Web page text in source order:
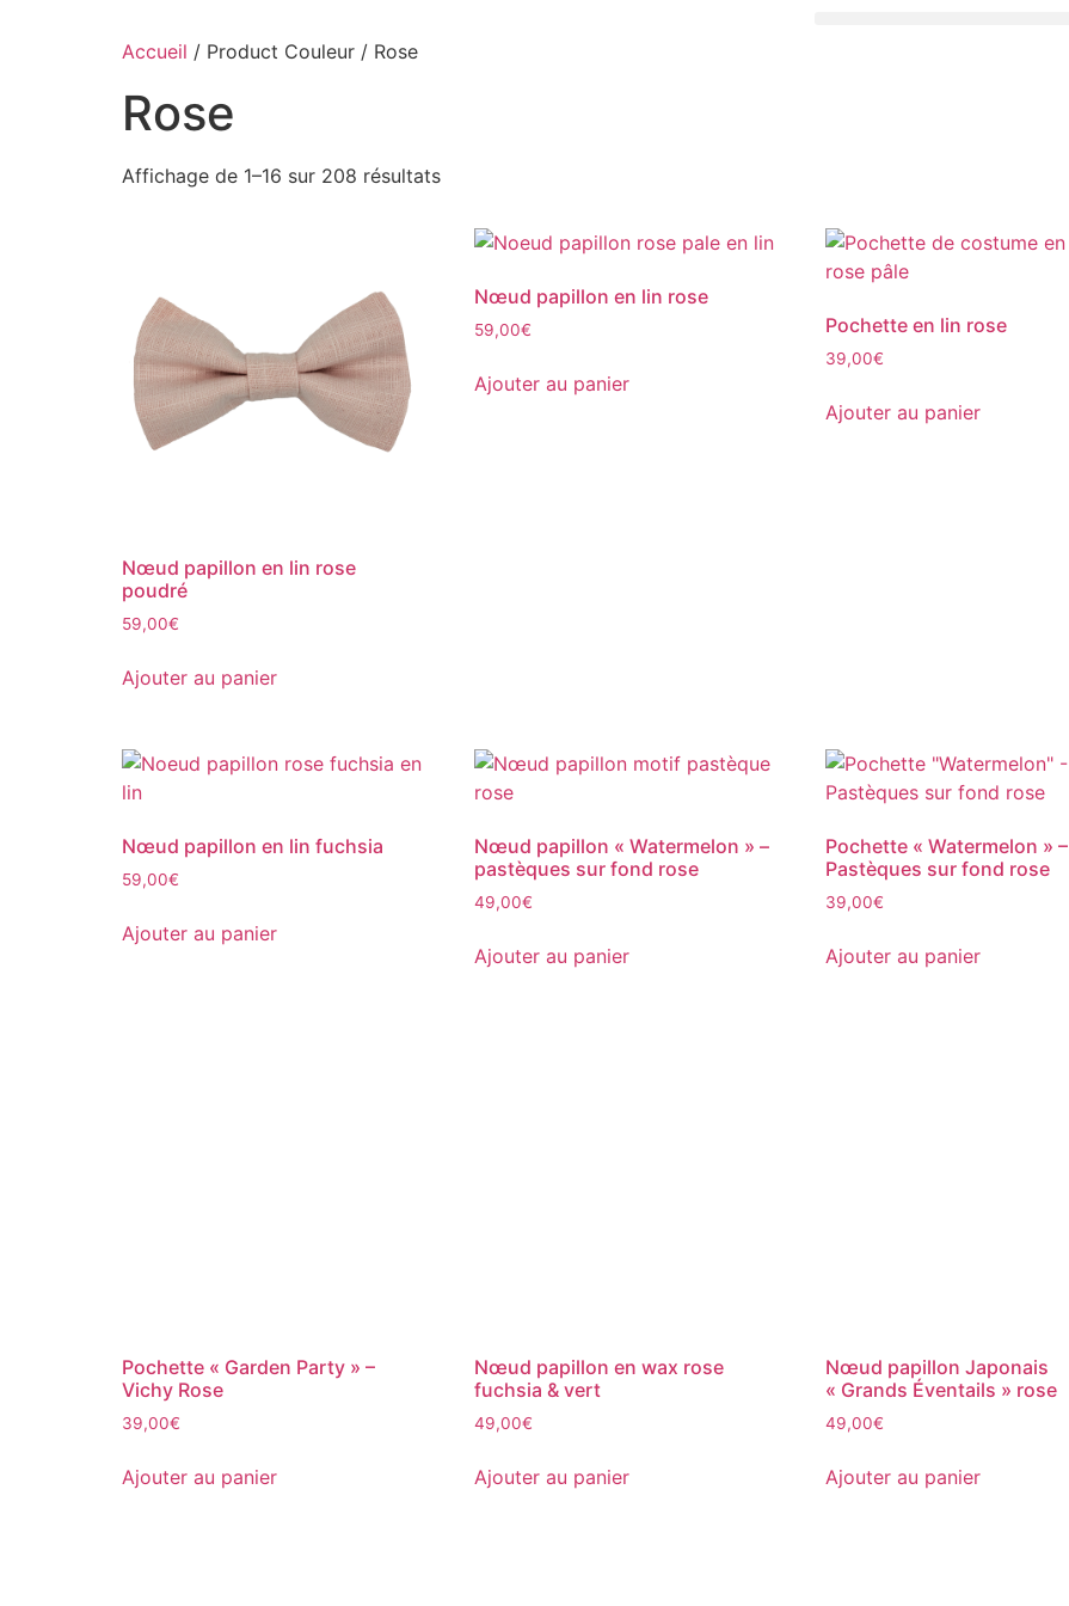
Accueil / Product Couleur / Rose
Rose
Affichage de 1–16 sur 208 résultats
Nœud papillon en lin rose
poudré
59,00€
Ajouter au panier
Nœud papillon en lin rose
59,00€
Ajouter au panier
Pochette en lin rose
39,00€
Ajouter au panier
Nœud papillon en lin fuchsia
59,00€
Ajouter au panier
Nœud papillon « Watermelon » –
pastèques sur fond rose
49,00€
Ajouter au panier
Pochette « Watermelon » –
Pastèques sur fond rose
39,00€
Ajouter au panier
Pochette « Garden Party » –
Vichy Rose
39,00€
Ajouter au panier
Nœud papillon en wax rose
fuchsia & vert
49,00€
Ajouter au panier
Nœud papillon Japonais
« Grands Éventails » rose
49,00€
Ajouter au panier